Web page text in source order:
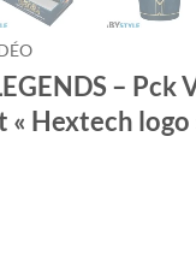
– Pck
« Hextech logo